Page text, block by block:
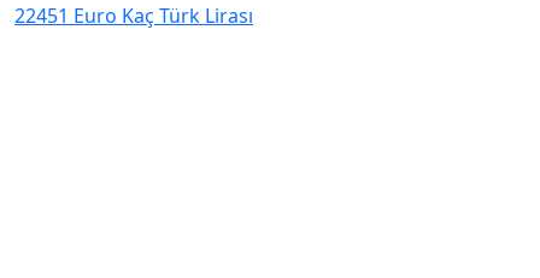
22451 Euro Kaç Türk Lirası